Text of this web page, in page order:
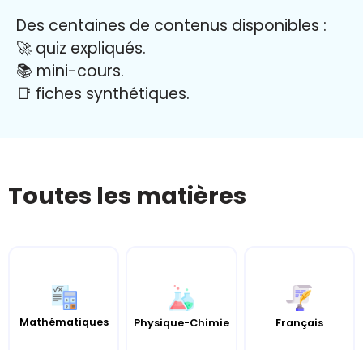
Des centaines de contenus disponibles :
🚀 quiz expliqués.
📚 mini-cours.
📑 fiches synthétiques.
Toutes les matières
Mathématiques Physique-Chimie Français